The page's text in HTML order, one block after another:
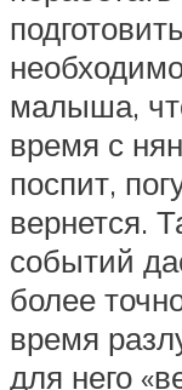
малыша,
время с
поспит,
вернется.
событий
более
время
для него